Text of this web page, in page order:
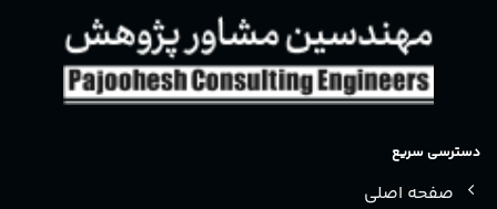
دسترسی سریع
صفحه اصلی